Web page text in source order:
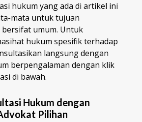
hukum yang ada di artikel ini
mata untuk tujuan
bersifat umum. Untuk
hukum spesifik terhadap
langsung dengan
berpengalaman dengan klik
di bawah.
Hukum dengan
Pilihan